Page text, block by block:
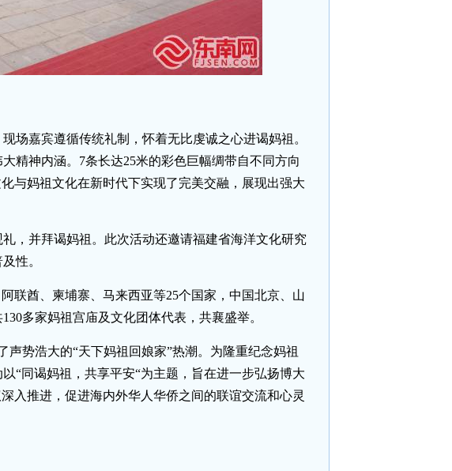
场嘉宾遵循传统礼制，怀着无比虔诚之心进谒妈祖。
精神内涵。7条长达25米的彩色巨幅绸带自不同方向
与妈祖文化在新时代下实现了完美交融，展现出强大
，并拜谒妈祖。此次活动还邀请福建省海洋文化研究
性。
联酋、柬埔寨、马来西亚等25个国家，中国北京、山
多家妈祖宫庙及文化团体代表，共襄盛举。
势浩大的“天下妈祖回娘家”热潮。为隆重纪念妈祖
“同谒妈祖，共享平安“为主题，旨在进一步弘扬博大
入推进，促进海内外华人华侨之间的联谊交流和心灵